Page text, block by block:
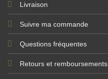
Livraison
Suivre ma commande
Questions fréquentes
Retours et remboursements